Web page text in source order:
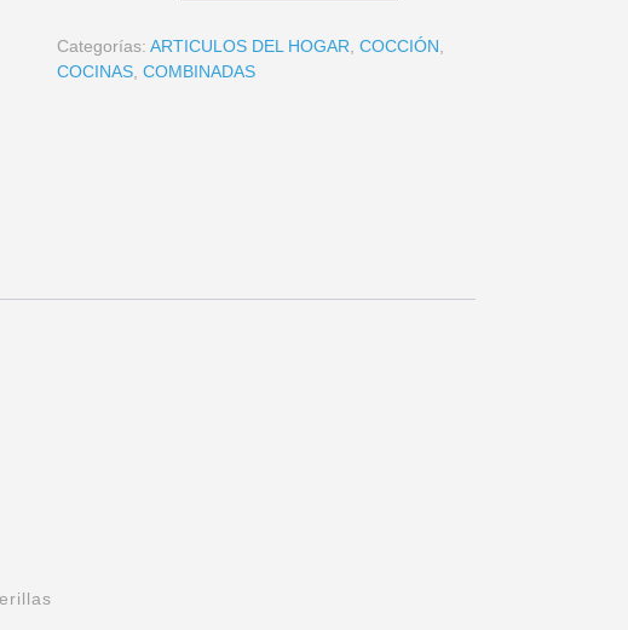
Categorías:ARTICULOS DEL HOGAR ,COCCIÓN
COCINAS ,COMBINADAS